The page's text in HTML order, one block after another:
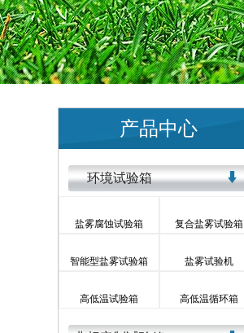
产品中心
环境试验箱
盐雾腐蚀试验箱 复合盐雾试验箱
智能型盐雾试验箱 盐雾试验机
高低温试验箱 高低温循环箱